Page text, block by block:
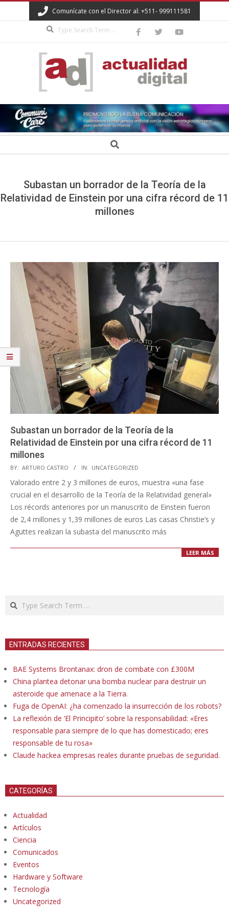
to
Comunícate con el Director al: +511- 999111581
ACTUALIDAD
DIGITAL Search
Subastan un borrador de la Teoría de la
Relatividad de Einstein por una cifra récord de 11
millones
Subastan un borrador de la Teoría de la
Relatividad de Einstein por una cifra récord de 11
millones
2021-
11-
BY: ARTURO CASTRO IN: UNCATEGORIZED
Valorado entre 2 y 3 millones de euros, muestra «una fase
crucial en el desarrollo de la Teoría de la Relatividad general»
Los récords anteriores por un manuscrito de Einstein fueron
de 2,4 millones y 1,39 millones de euros Las casas Christie’s y
Aguttes realizan la subasta del manuscrito más
LEER MÁS
Search
ENTRADAS RECIENTES
BAE Systems Brontanax: dron de combate con £300M
China plantea detonar una bomba nuclear para destruir un
asteroide que amenace a la Tierra.
Fuga de OpenAI: ¿ha comenzado la insurrección de los robots?
La reflexión de ‘El Principito’ sobre la responsabilidad: «Eres
responsable para siempre de lo que has domesticado; eres
responsable de tu rosa»
Claude hackea empresas reales durante pruebas de seguridad.
CATEGORÍAS
Actualidad
Artículos
Ciencia
Comunicados
Eventos
Hardware y Software
Tecnología
Uncategorized